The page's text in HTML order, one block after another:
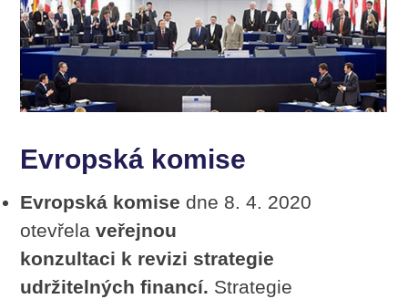
Evropská komise
Evropská komise dne 8. 4. 2020
otevřelaveřejnou
konzultaci k revizi strategie
udržitelných financí. Strategie